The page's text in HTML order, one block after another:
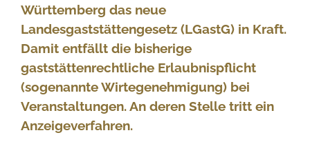
Württemberg das neue
Landesgaststättengesetz (LGastG) in Kraft.
Damit entfällt die bisherige
gaststättenrechtliche Erlaubnispflicht
(sogenannte Wirtegenehmigung) bei
Veranstaltungen. An deren Stelle tritt ein
Anzeigeverfahren.